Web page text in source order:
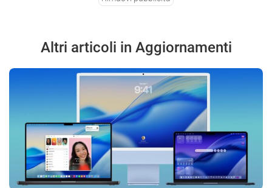
Altri articoli in Aggiornamenti